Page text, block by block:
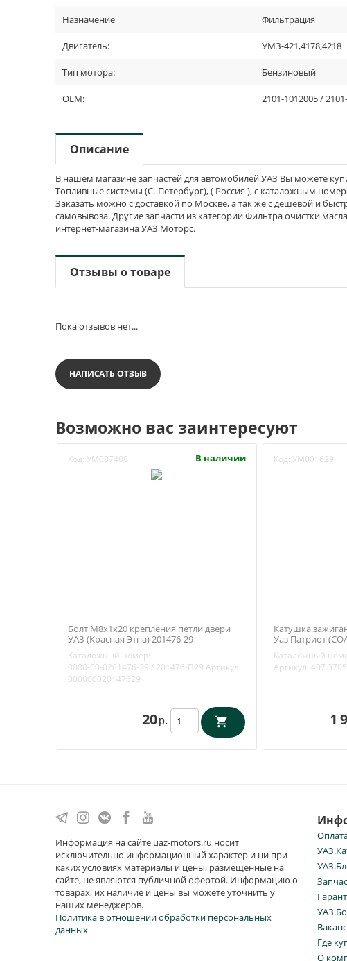
Назначение Фильтрация
Двигатель: УМЗ-421,4178,4218
Тип мотора: Бензиновый
OEM: 2101-1012005 /
Описание
В нашем магазине запчастей для автомобилей УАЗ Вы можете
Топливные системы (С.-Петербург), ( Россия ), с каталожным
Заказать можно с доставкой по Москве, а так же с дешевой и
самовывоза. Другие запчасти из категории Фильтра очистки
интернет-магазина УАЗ Моторс.
Отзывы о товаре
Пока отзывов нет...
НАПИСАТЬ ОТЗЫВ
Возможно вас заинтересуют
Код: УМ007408 В наличии
Болт М8х1х20 крепления петли двери
УАЗ (Красная Этна) 201476-29
Каталожный номер:
0000-00-0201476-29 / 201476-П29 Артикул:
000000020147629
20 р.
Код: УМ001629
Катушка
Уаз Патриот
Каталожный
Артикул: 407.3705
1
Информация на сайте uaz-motors.ru носит
исключительно информационный характер и ни при
каких условиях материалы и цены, размещенные на
сайте, не являются публичной офертой. Информацию о
товарах, их наличие и цены вы можете уточнить у
наших менеджеров.
Политика в отношении обработки персональных
данных
Где
О